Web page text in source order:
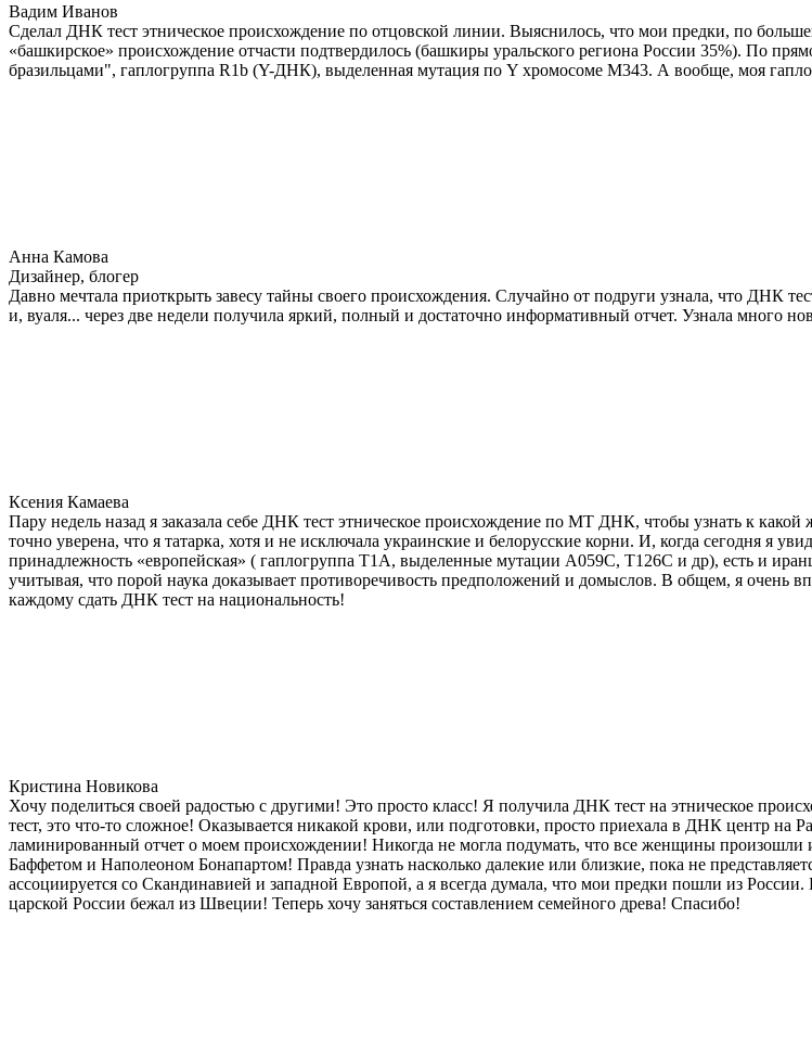
Вадим Иванов
Сделал ДНК тест этническое происхождение по отцовской линии. Выяснилось, что мои предки, по
«башкирское» происхождение отчасти подтвердилось (башкиры уральского региона России 35%). По
бразильцами", гаплогруппа R1b (Y-ДНК), выделенная мутация по Y хромосоме М343. А вообще, моя
Анна Камова
Дизайнер, блогер
Давно мечтала приоткрыть завесу тайны своего происхождения. Случайно от подруги узнала, что ДНК
и, вуаля... через две недели получила яркий, полный и достаточно информативный отчет. Узнала много
Ксения Камаева
Пару недель назад я заказала себе ДНК тест этническое происхождение по МТ ДНК, чтобы узнать к
точно уверена, что я татарка, хотя и не исключала украинские и белорусские корни. И, когда сегодня я
принадлежность «европейская» ( гаплогруппа T1A, выделенные мутации A059C, T126C и др), есть и
учитывая, что порой наука доказывает противоречивость предположений и домыслов. В общем, я очень
каждому сдать ДНК тест на национальность!
Кристина Новикова
Хочу поделиться своей радостью с другими! Это просто класс! Я получила ДНК тест на этническое
тест, это что-то сложное! Оказывается никакой крови, или подготовки, просто приехала в ДНК центр на
ламинированный отчет о моем происхождении! Никогда не могла подумать, что все женщины
Баффетом и Наполеоном Бонапартом! Правда узнать насколько далекие или близкие, пока не
ассоциируется со Скандинавией и западной Европой, а я всегда думала, что мои предки пошли из
царской России бежал из Швеции! Теперь хочу заняться составлением семейного древа! Спасибо!